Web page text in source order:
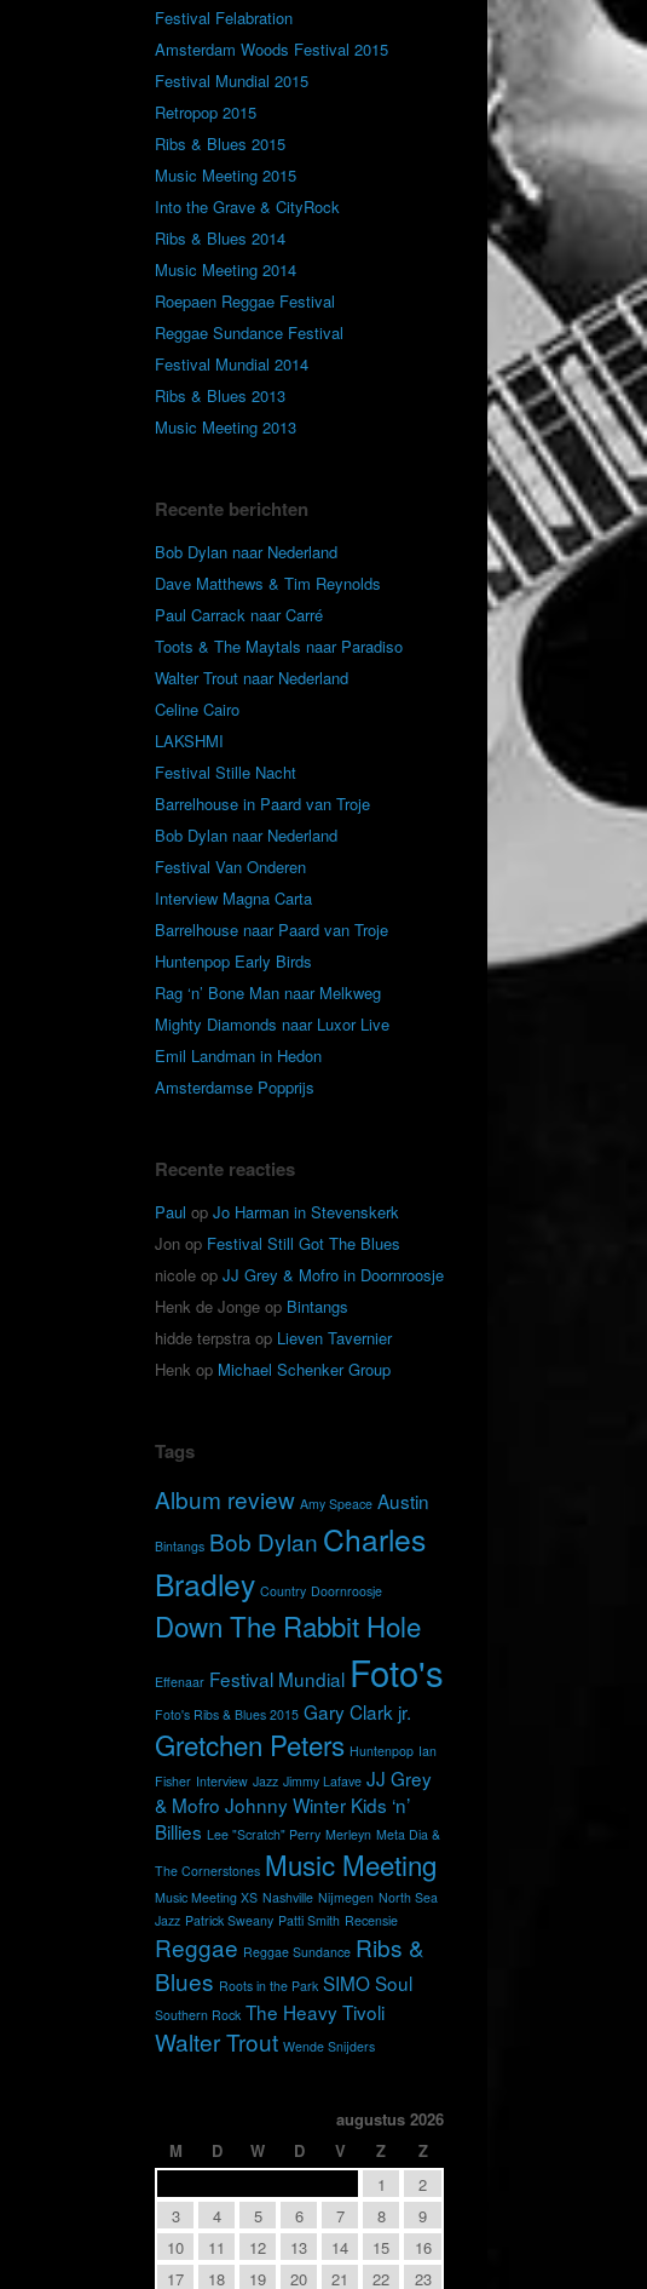
Festival Felabration
Amsterdam Woods Festival 2015
Festival Mundial 2015
Retropop 2015
Ribs & Blues 2015
Music Meeting 2015
Into the Grave & CityRock
Ribs & Blues 2014
Music Meeting 2014
Roepaen Reggae Festival
Reggae Sundance Festival
Festival Mundial 2014
Ribs & Blues 2013
Music Meeting 2013
Recente berichten
Bob Dylan naar Nederland
Dave Matthews & Tim Reynolds
Paul Carrack naar Carré
Toots & The Maytals naar Paradiso
Walter Trout naar Nederland
Celine Cairo
LAKSHMI
Festival Stille Nacht
Barrelhouse in Paard van Troje
Bob Dylan naar Nederland
Festival Van Onderen
Interview Magna Carta
Barrelhouse naar Paard van Troje
Huntenpop Early Birds
Rag ‘n’ Bone Man naar Melkweg
Mighty Diamonds naar Luxor Live
Emil Landman in Hedon
Amsterdamse Popprijs
Recente reacties
Paul opJo Harman in Stevenskerk
Jon op Festival Still Got The Blues
nicole opJJ Grey & Mofro in Doornroosje
Henk de Jonge op Bintangs
hidde terpstra op Lieven Tavernier
Henk op Michael Schenker Group
Tags
Album review Amy Speace Austin
Bintangs Bob Dylan Charles
Bradley Country Doornroosje
Down The Rabbit Hole
Effenaar Festival Mundial Foto's
Foto's Ribs & Blues 2015 Gary Clark jr.
Gretchen Peters Huntenpop Ian
Fisher Interview Jazz Jimmy Lafave JJ Grey
& Mofro Johnny Winter Kids ‘n’
Billies Lee "Scratch" Perry Merleyn Meta Dia &
The Cornerstones Music Meeting
Music Meeting XS Nashville Nijmegen North Sea
Jazz Patrick Sweany Patti Smith Recensie
Reggae Reggae Sundance Ribs &
Blues Roots in the Park SIMOSoul
Southern Rock The HeavyTivoli
Walter Trout Wende Snijders
augustus 2026
M
D W D V Z
Z
1
2
3
4 5 6 7 8
9
10
11 12 13 14 15
16
17
18 19 20 21 22 23